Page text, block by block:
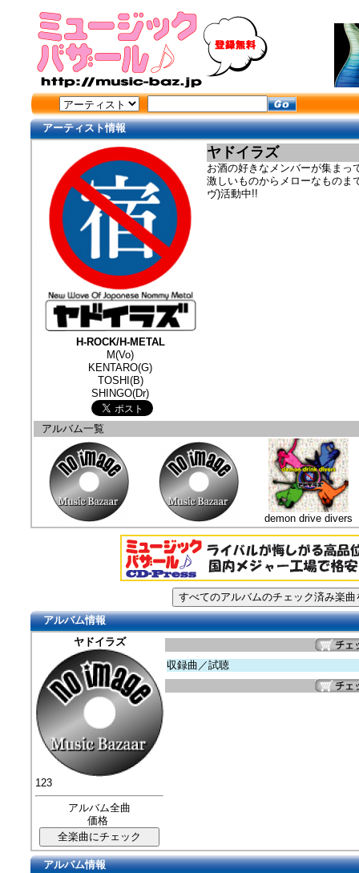
アーティスト情報
H-ROCK/H-METAL
M(Vo)
KENTARO(G)
TOSHI(B)
SHINGO(Dr)
ヤドイラズ
お酒の好きなメンバーが集まっ
激しいものからメローなものま
ヴ)活動中!!
アルバム一覧
demon drive divers
アルバム情報
ヤドイラズ
123
アルバム全曲
価格
収録曲／試聴
アルバム情報